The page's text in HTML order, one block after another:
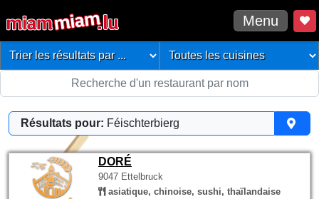
Menu
Résultats pour: Féischterbierg
DORÉ
9047 Ettelbruck
asiatique, chinoise, sushi, thaïlandaise